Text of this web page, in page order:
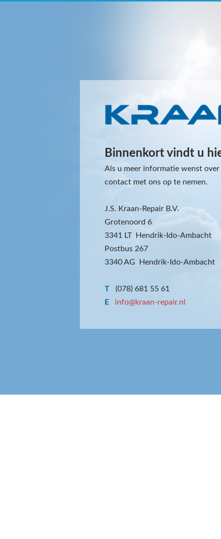
Binnenkort vindt u
Als u meer informatie wenst
contact met ons op te nemen.
J.S. Kraan-Repair B.V.
Grotenoord 6
3341 LT Hendrik-Ido-Ambacht
Postbus 267
3340 AG Hendrik-Ido-Ambacht
T
(078) 681 55 61
E
info@kraan-repair.nl